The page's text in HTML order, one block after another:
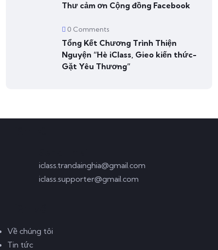
Thư cảm ơn Cộng đồng Facebook
0 Comments
Tổng Kết Chương Trình Thiện
Nguyện “Hè iClass, Gieo kiến thức-
Gặt Yêu Thương”
iclass.trandainghia@gmail.com
iclass.supporter@gmail.com
Về chúng tôi
Tin tức